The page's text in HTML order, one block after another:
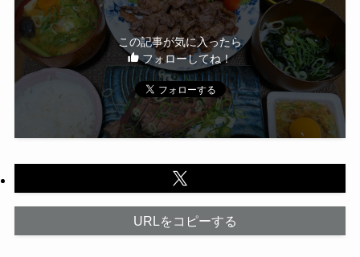
この記事が気に入ったら
フォローしてね！
URLをコピーする